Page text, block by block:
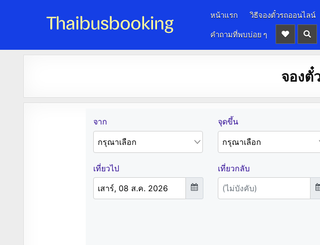
จองตั๋วรถออนไลน์ 24 ชั่วโมง
หน้าแรก วิธีจองตั๋วรถออนไลน์
คำถามที่พบบ่อย ๆ
จองตั๋